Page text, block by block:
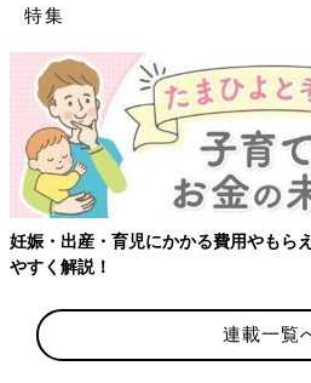
特集
【ワクチン接種できるものも】
連載一覧